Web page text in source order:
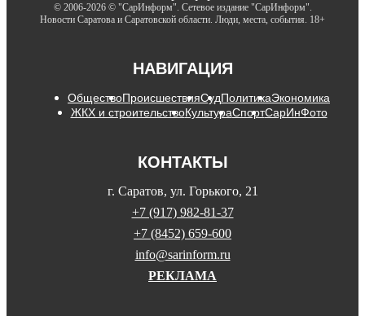
© 2006-2026 © "СарИнформ". Сетевое издание "СарИнформ".
Новости Саратова и Саратовской области. Люди, места, события. 18+
НАВИГАЦИЯ
ОбществоПроисшествияСудПолитикаЭкономика
ЖКХ и строительствоКультураСпортСарИнФото
КОНТАКТЫ
г. Саратов, ул. Горького, 21
+7 (917) 982-81-37
+7 (8452) 659-600
info@sarinform.ru
РЕКЛАМА